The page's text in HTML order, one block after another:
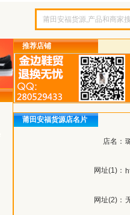
推荐店铺
莆田安福货源店名片
店名：
网址(1)：
网址(2)：